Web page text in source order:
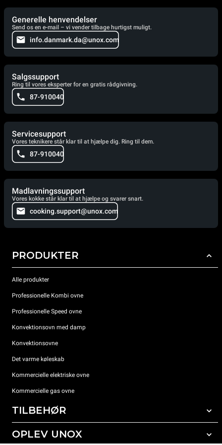
Generelle henvendelser
Send os en e-mail – vi vender tilbage hurtigst muligt.
info.danmark.da@unox.com
Salgssupport
Ring til vores eksperter for en gratis rådgivning.
87-910040
Servicesupport
Vores teknikere står klar til at hjælpe dig. Ring til dem.
87-910040
Madlavningssupport
Vores kokke står klar til at hjælpe og svarer snart.
cooking.support@unox.com
PRODUKTER
Alle produkter
Professionelle Kombi ovne
Professionelle Speed ovne
Konvektionsovn med damp
Konvektionsovne
Det varme køleskab
Kommercielle elektriske ovne
Kommercielle gas ovne
TILBEHØR
Alt tilbehør
OPLEV UNOX